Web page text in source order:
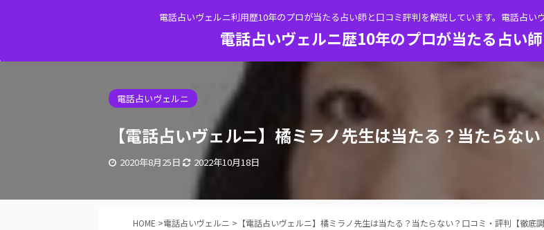
電話占いヴェルニ利用歴10年のプロが当たる占い師と口コミ評判を解説しています。電話占い
電話占いヴェルニ歴10年のプロが当たる占い
電話占いヴェルニ
【電話占いヴェルニ】橘ミラノ先生は当たる？当たらな
2020年8月25日 2022年10月18日
HOME >電話占いヴェルニ > 【電話占いヴェルニ】橘ミラノ先生は当たる？当たらない？口コミ・評判【徹底調